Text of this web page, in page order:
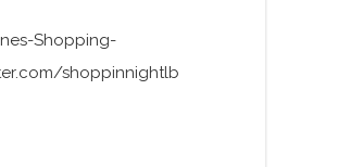
Shopping-
shoppinnightlb